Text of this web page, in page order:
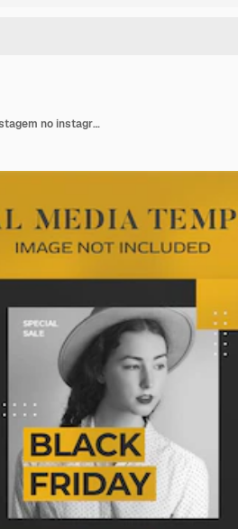
Banner de mídia social de sexta-feira negra e modelo de postagem no instagram